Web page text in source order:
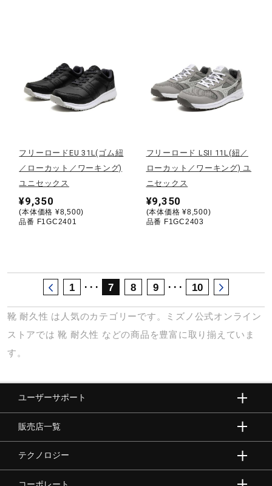
フリーロードEU 31L(ゴム紐
／ローカット／ワーキング)
ユニセックス
¥9,350
(本体価格 ¥8,500)
品番 F1GC2401
フリーロード LSII 11L(紐／
ローカット／ワーキング) ユ
ニセックス
¥9,350
(本体価格 ¥8,500)
品番 F1GC2403
1 ･･･ 7 8 9 ･･･ 10
靴 耐久性 は人気のカテゴリーです。ミズノ公式オンライン
ストアでは靴 耐久性 などの商品を豊富に取り揃えていま
す。
ユーザーサポート
販売店一覧
テクノロジー